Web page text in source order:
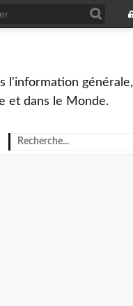
l'information générale,
et dans le Monde.